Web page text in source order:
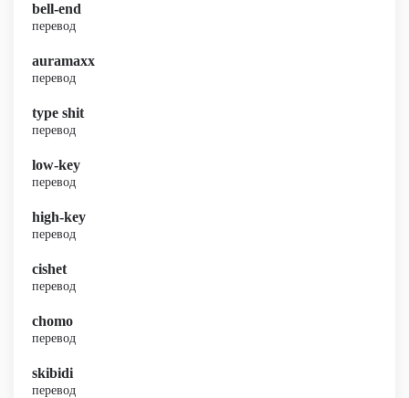
bell-end
перевод
auramaxx
перевод
type shit
перевод
low-key
перевод
high-key
перевод
cishet
перевод
chomo
перевод
skibidi
перевод